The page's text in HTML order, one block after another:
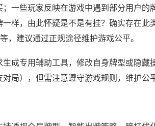
一些玩家反映在游戏中遇到部分用户的
样，由此怀疑是不是有挂？确实存在此
，建议通过正规途径维护游戏公平。
成专用辅助工具，修改自身牌型或隐藏
局），但需注意遵守游戏规则，维护公